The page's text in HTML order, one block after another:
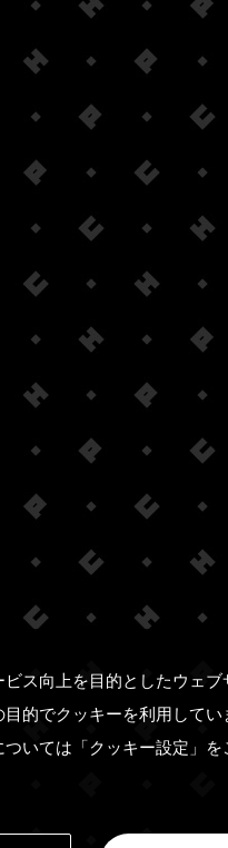
ス向上を目的としたウェ
的でクッキーを利用して
いては「クッキー設定」